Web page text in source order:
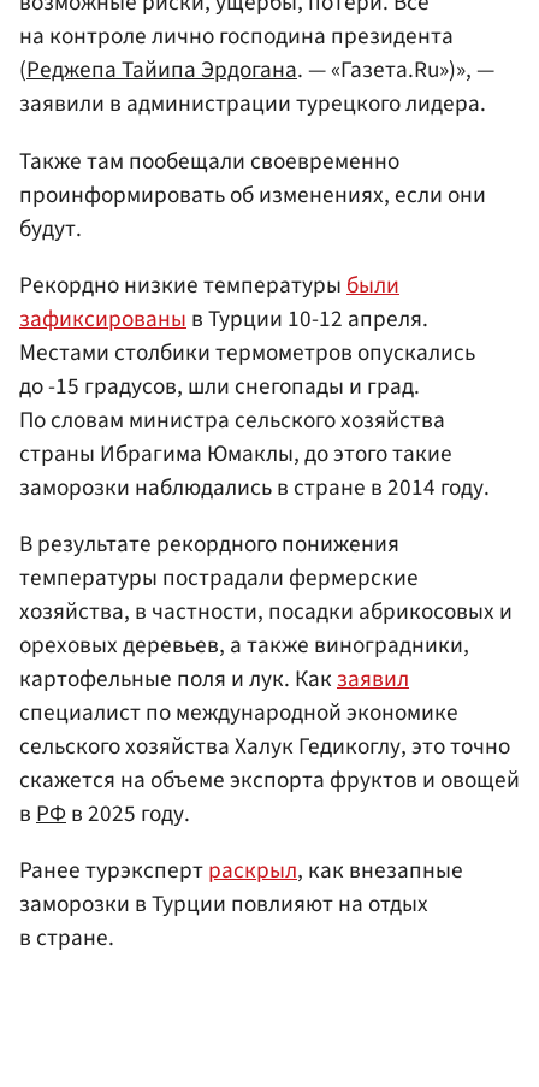
на контроле лично господина президента
(Реджепа Тайипа Эрдогана. — «Газета.Ru»)», —
заявили в администрации турецкого лидера.
Также там пообещали своевременно
проинформировать об изменениях, если они
будут.
Рекордно низкие температурыбыли
зафиксированыв Турции 10-12 апреля.
Местами столбики термометров опускались
до -15 градусов, шли снегопады и град.
По словам министра сельского хозяйства
страны Ибрагима Юмаклы, до этого такие
заморозки наблюдались в стране в 2014 году.
В результате рекордного понижения
температуры пострадали фермерские
хозяйства, в частности, посадки абрикосовых и
ореховых деревьев, а также виноградники,
картофельные поля и лук. Какзаявил
специалист по международной экономике
сельского хозяйства Халук Гедикоглу, это точно
скажется на объеме экспорта фруктов и овощей
вРФв 2025 году.
Ранее турэкспертраскрыл, как внезапные
заморозки в Турции повлияют на отдых
в стране.